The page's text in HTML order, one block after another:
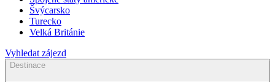
Švýcarsko
Turecko
Velká Británie
Vyhledat zájezd
Destinace